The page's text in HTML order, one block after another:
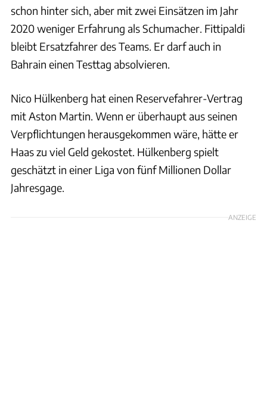
schon hinter sich, aber mit zwei Einsätzen im Jahr
2020 weniger Erfahrung als Schumacher. Fittipaldi
bleibt Ersatzfahrer des Teams. Er darf auch in
Bahrain einen Testtag absolvieren.
Nico Hülkenberg hat einen Reservefahrer-Vertrag
mit Aston Martin. Wenn er überhaupt aus seinen
Verpflichtungen herausgekommen wäre, hätte er
Haas zu viel Geld gekostet. Hülkenberg spielt
geschätzt in einer Liga von fünf Millionen Dollar
Jahresgage.
ANZEIGE